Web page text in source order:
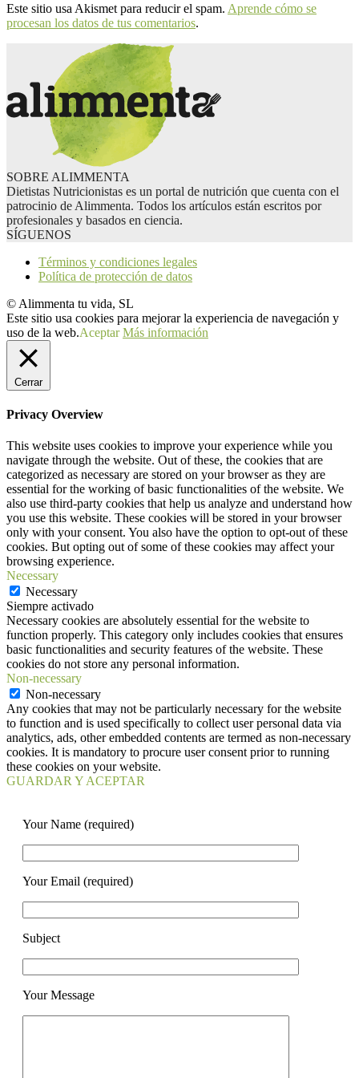
Este sitio usa Akismet para reducir el spam. Aprende cómo se
procesan los datos de tus comentarios.
SOBRE ALIMMENTA
Dietistas Nutricionistas es un portal de nutrición que cuenta con el
patrocinio de Alimmenta. Todos los artículos están escritos por
profesionales y basados en ciencia.
SÍGUENOS
Términos y condiciones legales
Política de protección de datos
© Alimmenta tu vida, SL
Este sitio usa cookies para mejorar la experiencia de navegación y
uso de la web.Aceptar Más información
Cerrar
Privacy Overview
This website uses cookies to improve your experience while you
navigate through the website. Out of these, the cookies that are
categorized as necessary are stored on your browser as they are
essential for the working of basic functionalities of the website. We
also use third-party cookies that help us analyze and understand how
you use this website. These cookies will be stored in your browser
only with your consent. You also have the option to opt-out of these
cookies. But opting out of some of these cookies may affect your
browsing experience.
Necessary
Necessary
Siempre activado
Necessary cookies are absolutely essential for the website to
function properly. This category only includes cookies that ensures
basic functionalities and security features of the website. These
cookies do not store any personal information.
Non-necessary
Non-necessary
Any cookies that may not be particularly necessary for the website
to function and is used specifically to collect user personal data via
analytics, ads, other embedded contents are termed as non-necessary
cookies. It is mandatory to procure user consent prior to running
these cookies on your website.
GUARDAR Y ACEPTAR
Your Name (required)
Your Email (required)
Subject
Your Message